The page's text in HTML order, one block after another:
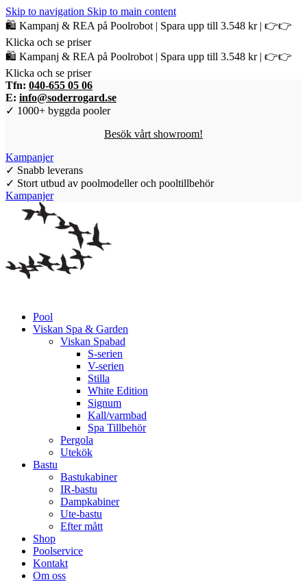
Skip to navigation Skip to main content
🛍️ Kampanj & REA på Poolrobot | Spara upp till 3.548 kr | 👉👉
Klicka och se priser
🛍️ Kampanj & REA på Poolrobot | Spara upp till 3.548 kr | 👉👉
Klicka och se priser
Tfn: 040-655 05 06
E: info@soderrogard.se
✓ 1000+ byggda pooler
Besök vårt showroom!
Kampanjer
✓ Snabb leverans
✓ Stort utbud av poolmodeller och pooltillbehör
Kampanjer
Pool
Viskan Spa & Garden
Viskan Spabad
S-serien
V-serien
Stilla
White Edition
Signum
Kall/varmbad
Spa Tillbehör
Pergola
Utekök
Bastu
Bastukabiner
IR-bastu
Dampkabiner
Ute-bastu
Efter mått
Shop
Poolservice
Kontakt
Om oss